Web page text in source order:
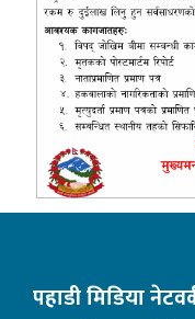
पहाडी मिडिया